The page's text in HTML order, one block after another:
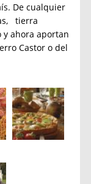
De cualquier
tierra
ahora aportan
Castor o del